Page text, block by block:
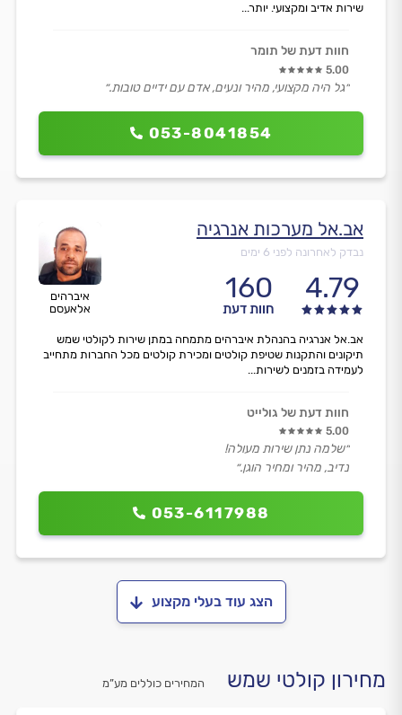
053-8041854
שירות אדיב ומקצועי. יותר...
חוות דעת של תומר
5.00
״גל היה מקצועי, מהיר ונעים, אדם עם ידיים טובות.״
איברהים
אלאעסם
אב.אל מערכות אנרגיה
נבדק לאחרונה לפני 6 ימים
4.79
160
חוות דעת
053-6117988
אב.אל אנרגיה בהנהלת איברהים מתמחה במתן שירות לקולטי שמש
תיקונים והתקנות שטיפת קולטים ומכירת קולטים מכל החברות מתחייב
לעמידה בזמנים לשירות...
חוות דעת של גולייט
5.00
״שלמה נתן שירות מעולה!
נדיב, מהיר ומחיר הוגן.״
הצג עוד בעלי מקצוע
מחירון קולטי שמש המחירים כוללים מע”מ